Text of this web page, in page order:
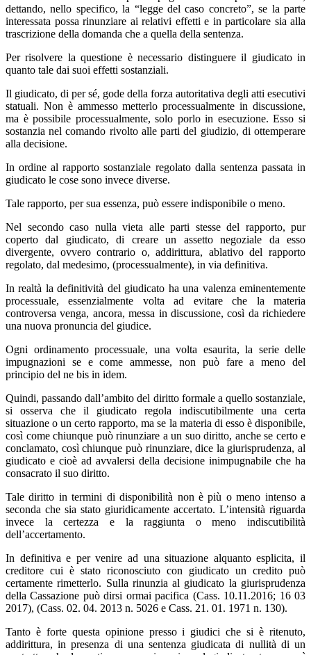
dettando, nello specifico, la “legge del caso concreto”, se la parte
interessata possa rinunziare ai relativi effetti e in particolare sia alla
trascrizione della domanda che a quella della sentenza.
Per risolvere la questione è necessario distinguere il giudicato in
quanto tale dai suoi effetti sostanziali.
Il giudicato, di per sé, gode della forza autoritativa degli atti esecutivi
statuali. Non è ammesso metterlo processualmente in discussione,
ma è possibile processualmente, solo porlo in esecuzione. Esso si
sostanzia nel comando rivolto alle parti del giudizio, di ottemperare
alla decisione.
In ordine al rapporto sostanziale regolato dalla sentenza passata in
giudicato le cose sono invece diverse.
Tale rapporto, per sua essenza, può essere indisponibile o meno.
Nel secondo caso nulla vieta alle parti stesse del rapporto, pur
coperto dal giudicato, di creare un assetto negoziale da esso
divergente, ovvero contrario o, addirittura, ablativo del rapporto
regolato, dal medesimo, (processualmente), in via definitiva.
In realtà la definitività del giudicato ha una valenza eminentemente
processuale, essenzialmente volta ad evitare che la materia
controversa venga, ancora, messa in discussione, così da richiedere
una nuova pronuncia del giudice.
Ogni ordinamento processuale, una volta esaurita, la serie delle
impugnazioni se e come ammesse, non può fare a meno del
principio del ne bis in idem.
Quindi, passando dall’ambito del diritto formale a quello sostanziale,
si osserva che il giudicato regola indiscutibilmente una certa
situazione o un certo rapporto, ma se la materia di esso è disponibile,
così come chiunque può rinunziare a un suo diritto, anche se certo e
conclamato, così chiunque può rinunziare, dice la giurisprudenza, al
giudicato e cioè ad avvalersi della decisione inimpugnabile che ha
consacrato il suo diritto.
Tale diritto in termini di disponibilità non è più o meno intenso a
seconda che sia stato giuridicamente accertato. L’intensità riguarda
invece la certezza e la raggiunta o meno indiscutibilità
dell’accertamento.
In definitiva e per venire ad una situazione alquanto esplicita, il
creditore cui è stato riconosciuto con giudicato un credito può
certamente rimetterlo. Sulla rinunzia al giudicato la giurisprudenza
della Cassazione può dirsi ormai pacifica (Cass. 10.11.2016; 16 03
2017), (Cass. 02. 04. 2013 n. 5026 e Cass. 21. 01. 1971 n. 130).
Tanto è forte questa opinione presso i giudici che si è ritenuto,
addirittura, in presenza di una sentenza giudicata di nullità di un